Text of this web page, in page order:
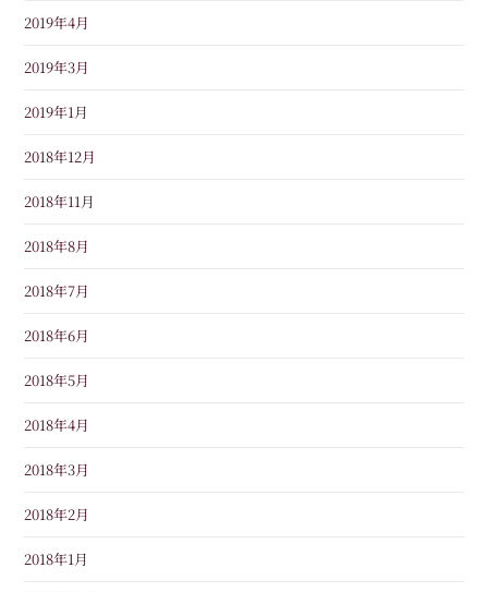
2019年4月
2019年3月
2019年1月
2018年12月
2018年11月
2018年8月
2018年7月
2018年6月
2018年5月
2018年4月
2018年3月
2018年2月
2018年1月